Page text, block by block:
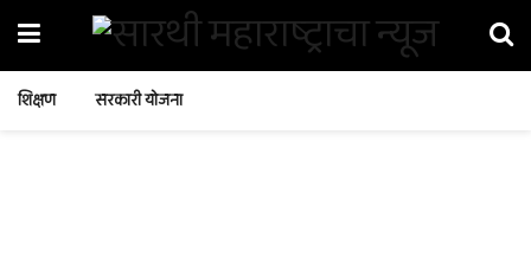
शिक्षण सरकारी योजना